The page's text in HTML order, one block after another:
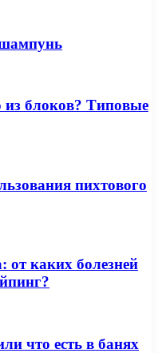
из блоков? Типовые
пихтового
от каких болезней
что есть в банях